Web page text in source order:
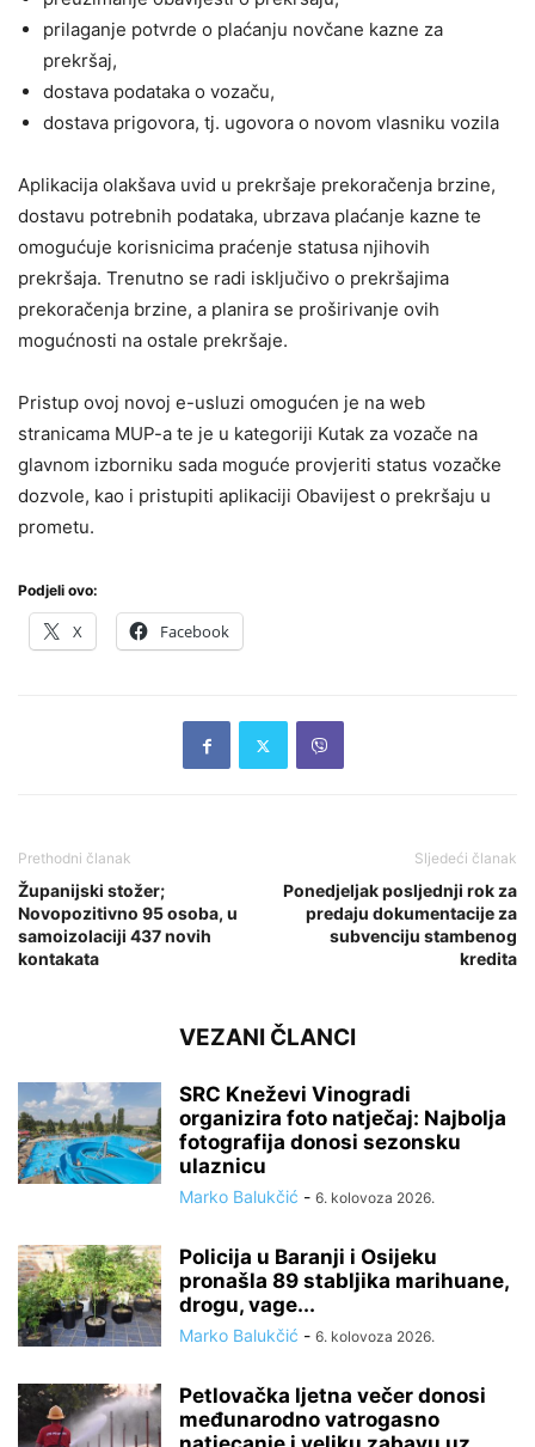
prilaganje potvrde o plaćanju novčane kazne za
prekršaj,
dostava podataka o vozaču,
dostava prigovora, tj. ugovora o novom vlasniku vozila
Aplikacija olakšava uvid u prekršaje prekoračenja brzine,
dostavu potrebnih podataka, ubrzava plaćanje kazne te
omogućuje korisnicima praćenje statusa njihovih
prekršaja. Trenutno se radi isključivo o prekršajima
prekoračenja brzine, a planira se proširivanje ovih
mogućnosti na ostale prekršaje.
Pristup ovoj novoj e-usluzi omogućen je na web
stranicama MUP-a te je u kategoriji Kutak za vozače na
glavnom izborniku sada moguće provjeriti status vozačke
dozvole, kao i pristupiti aplikaciji Obavijest o prekršaju u
prometu.
Podjeli ovo:
X Facebook
Prethodni članak
Županijski stožer;
Novopozitivno 95 osoba, u
samoizolaciji 437 novih
kontakata
Sljedeći članak
Ponedjeljak posljednji rok za
predaju dokumentacije za
subvenciju stambenog
kredita
VEZANI ČLANCI
SRC Kneževi Vinogradi
organizira foto natječaj: Najbolja
fotografija donosi sezonsku
ulaznicu
Marko Balukčić - 6. kolovoza 2026.
Policija u Baranji i Osijeku
pronašla 89 stabljika marihuane,
drogu, vage...
Marko Balukčić - 6. kolovoza 2026.
Petlovačka ljetna večer donosi
međunarodno vatrogasno